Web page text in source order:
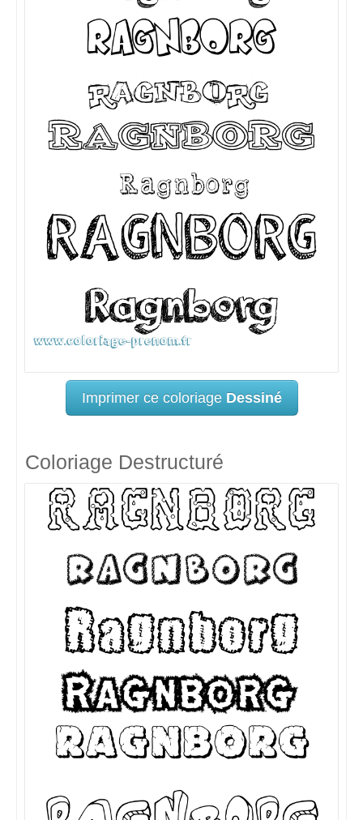
Imprimer ce coloriage Dessiné
Coloriage Destructuré